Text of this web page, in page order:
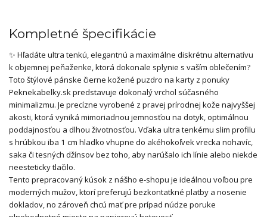
Kompletné špecifikácie
✨ Hľadáte ultra tenkú, elegantnú a maximálne diskrétnu alternatívu
k objemnej peňaženke, ktorá dokonale splynie s vaším oblečením?
Toto štýlové pánske čierne kožené puzdro na karty z ponuky
Peknekabelky.sk predstavuje dokonalý vrchol súčasného
minimalizmu. Je precízne vyrobené z pravej prírodnej kože najvyššej
akosti, ktorá vyniká mimoriadnou jemnosťou na dotyk, optimálnou
poddajnosťou a dlhou životnosťou. Vďaka ultra tenkému slim profilu
s hrúbkou iba 1 cm hladko vhupne do akéhokoľvek vrecka nohavíc,
saka či tesných džínsov bez toho, aby narúšalo ich línie alebo niekde
neesteticky tlačilo.
Tento prepracovaný kúsok z nášho e-shopu je ideálnou voľbou pre
moderných mužov, ktorí preferujú bezkontatkné platby a nosenie
dokladov, no zároveň chcú mať pre prípad núdze poruke